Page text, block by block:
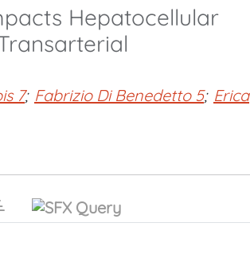
Hepatocellular
7; Fabrizio Di Benedetto 5; Erica